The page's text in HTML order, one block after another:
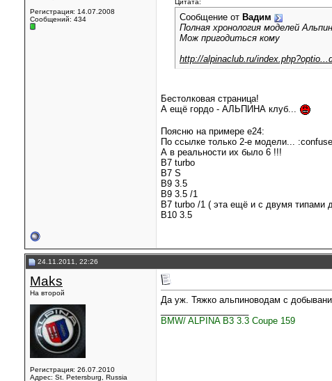
Регистрация: 14.07.2008
Сообщений: 434
Цитата:
Сообщение от Вадим
Полная хронология моделей
Мож пригодиться кому
http://alpinaclub.ru/
Бестолковая страница!
А ещё гордо - АЛЬПИНА клуб...
Поясню на примере е24:
По ссылке только 2-е модели...
А в реальности их было 6 !!!
B7 turbo
B7 S
B9 3.5
B9 3.5 /1
B7 turbo /1 ( эта ещё и с двумя типами
B10 3.5
24.11.2011, 22:26
Maks
На второй
Регистрация: 26.07.2010
Адрес: St. Petersburg, Russia
Да уж. Тяжко альпиноводам с
BMW/ ALPINA B3 3.3 Coupe 159